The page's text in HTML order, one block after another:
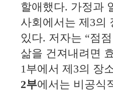
할애했다. 가정과
사회에서는 제3의
있다. 저자는 “점
삶을 건져내려면
1부에서 제3의 장
2부에서는 비공식